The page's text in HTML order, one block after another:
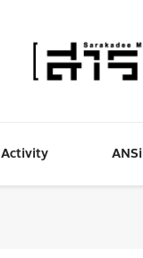
Activity ANSi